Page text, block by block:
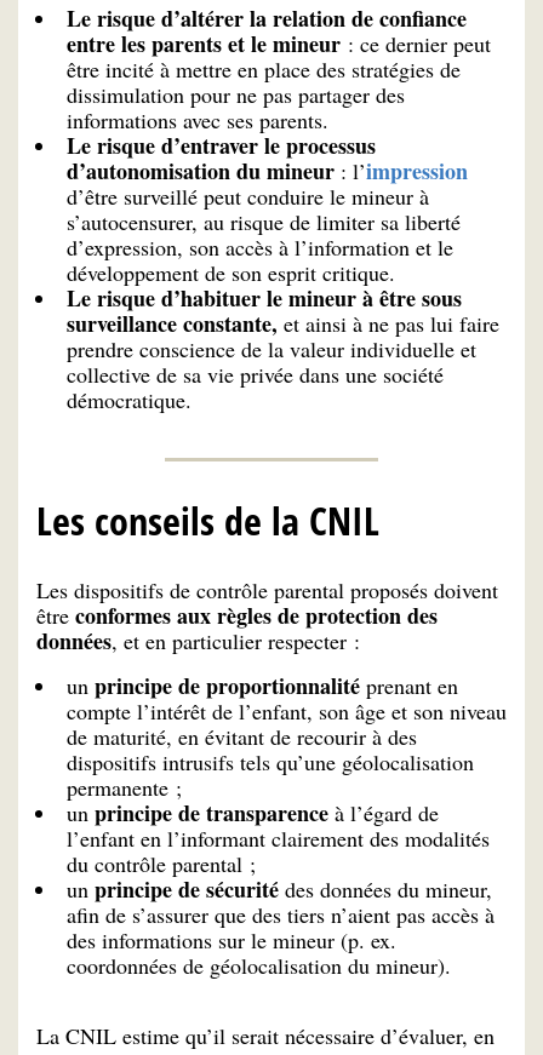
Le risque d’altérer la relation de confiance
entre les parents et le mineur : ce dernier peut
être incité à mettre en place des stratégies de
dissimulation pour ne pas partager des
informations avec ses parents.
Le risque d’entraver le processus
d’autonomisation du mineur : l’impression
d’être surveillé peut conduire le mineur à
s’autocensurer, au risque de limiter sa liberté
d’expression, son accès à l’information et le
développement de son esprit critique.
Le risque d’habituer le mineur à être sous
surveillance constante, et ainsi à ne pas lui faire
prendre conscience de la valeur individuelle et
collective de sa vie privée dans une société
démocratique.
Les conseils de la CNIL
Les dispositifs de contrôle parental proposés doivent
être conformes aux règles de protection des
données, et en particulier respecter :
un principe de proportionnalité prenant en
compte l’intérêt de l’enfant, son âge et son niveau
de maturité, en évitant de recourir à des
dispositifs intrusifs tels qu’une géolocalisation
permanente ;
un principe de transparence à l’égard de
l’enfant en l’informant clairement des modalités
du contrôle parental ;
un principe de sécurité des données du mineur,
afin de s’assurer que des tiers n’aient pas accès à
des informations sur le mineur (p. ex.
coordonnées de géolocalisation du mineur).
La CNIL estime qu’il serait nécessaire d’évaluer, en